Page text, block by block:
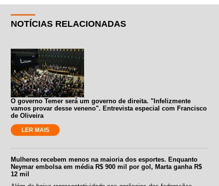
NOTÍCIAS RELACIONADAS
O governo Temer será um governo de direita. "Infelizmente
vamos provar desse veneno". Entrevista especial com Francisco
de Oliveira
LER MAIS
Mulheres recebem menos na maioria dos esportes. Enquanto
Neymar embolsa em média R$ 900 mil por gol, Marta ganha R$
12 mil